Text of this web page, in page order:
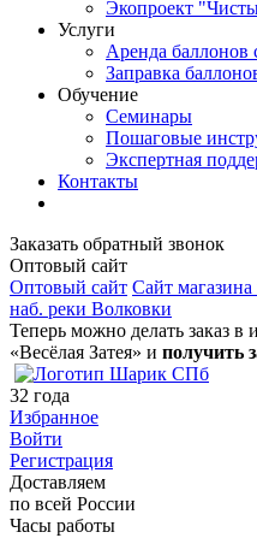
Экопроект
Услуги
Аренда баллонов
Заправка
Обучение
Семинары
Пошаговые
Экспертная
Контакты
Заказать обратный звонок
Оптовый сайт
Оптовый сайт Сайт
наб. реки Волковки
Теперь можно делать заказ в
«Весёлая Затея» и получить
32 года
Избранное
Войти
Регистрация
Доставляем
по всей России
Часы работы